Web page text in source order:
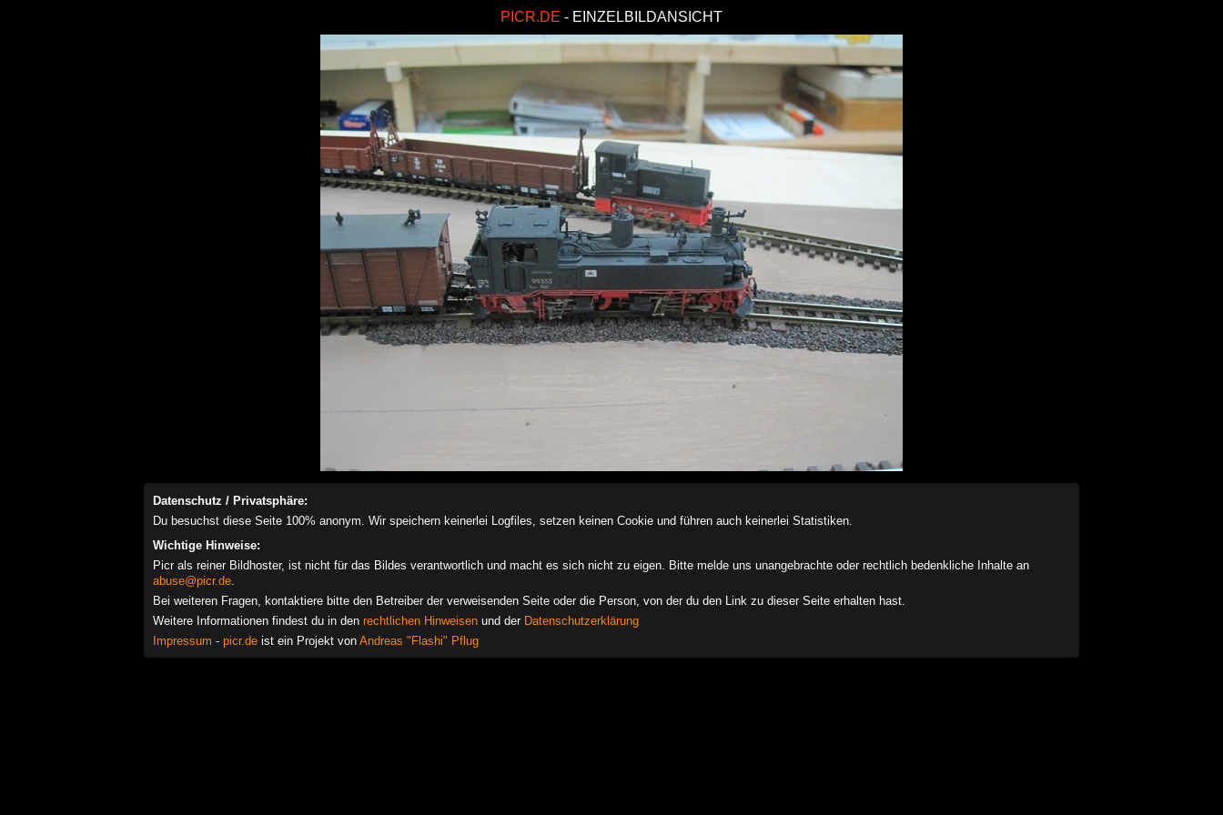
PICR.DE - EINZELBILDANSICHT
Datenschutz / Privatsphäre:
Du besuchst diese Seite 100% anonym. Wir speichern keinerlei Logfiles, setzen keinen Cookie und führen auch keinerlei Statistiken.
Wichtige Hinweise:
Picr als reiner Bildhoster, ist nicht für das Bildes verantwortlich und macht es sich nicht zu eigen. Bitte melde uns unangebrachte oder rechtlich bedenkliche Inhalte an
abuse@picr.de.
Bei weiteren Fragen, kontaktiere bitte den Betreiber der verweisenden Seite oder die Person, von der du den Link zu dieser Seite erhalten hast.
Weitere Informationen findest du in den rechtlichen Hinweisen und der Datenschutzerklärung
Impressum - picr.de ist ein Projekt von Andreas "Flashi" Pflug